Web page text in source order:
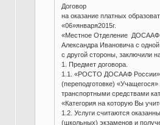
Договор
на оказание платных
«06»января2015г.
«Местное Отделение ДОСААФ
Александра Ивановича с
с другой стороны, заключили
1. Предмет договора.
1.1. «РОСТО ДОСААФ России»
(переподготовке)
транспортными средствами
«Категория на которую Вы
1.2. Услуги считаются
(школьных) экзаменов и